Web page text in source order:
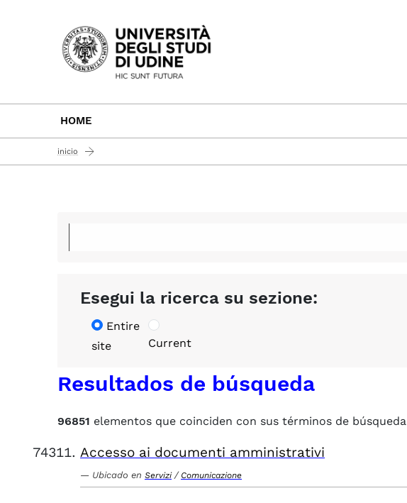
Passa al contenuto principale
HOME
inicio
Esegui la ricerca su sezione:
Entire
site
Current
Resultados de búsqueda
96851 elementos que coinciden con sus términos de búsqueda
Accesso ai documenti amministrativi
Ubicado en Servizi / Comunicazione